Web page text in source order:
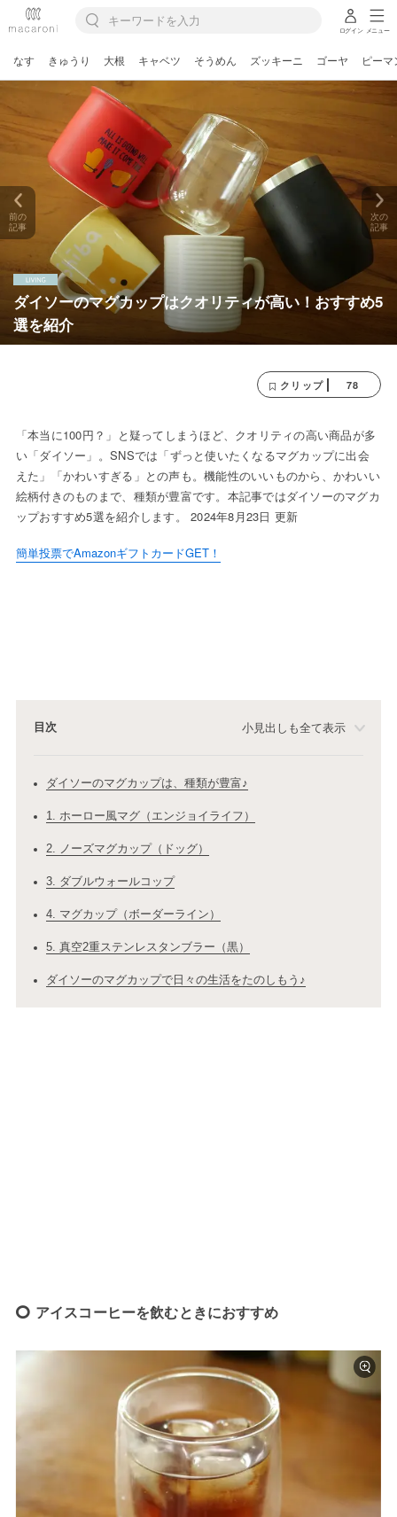
ログイン メニュー
なす きゅうり 大根 キャベツ そうめん ズッキーニ ゴーヤ ピーマ
ダイソーのマグカップはクオリティが高い！おすすめ5
選を紹介
前の
記事
次の
記事
クリップ 78
「本当に100円？」と疑ってしまうほど、クオリティの高い商品が多
い「ダイソー」。SNSでは「ずっと使いたくなるマグカップに出会
えた」「かわいすぎる」との声も。機能性のいいものから、かわいい
絵柄付きのものまで、種類が豊富です。本記事ではダイソーのマグカ
ップおすすめ5選を紹介します。 2024年8月23日 更新
簡単投票でAmazonギフトカードGET！
目次 小見出しも全て表示
ダイソーのマグカップは、種類が豊富♪
1. ホーロー風マグ（エンジョイライフ）
2. ノーズマグカップ（ドッグ）
3. ダブルウォールコップ
4. マグカップ（ボーダーライン）
5. 真空2重ステンレスタンブラー（黒）
ダイソーのマグカップで日々の生活をたのしもう♪
アイスコーヒーを飲むときにおすすめ